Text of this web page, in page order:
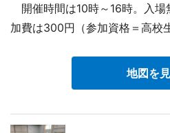
開催時間は10時～16時。入場
加費は300円（参加資格＝高校
地図を